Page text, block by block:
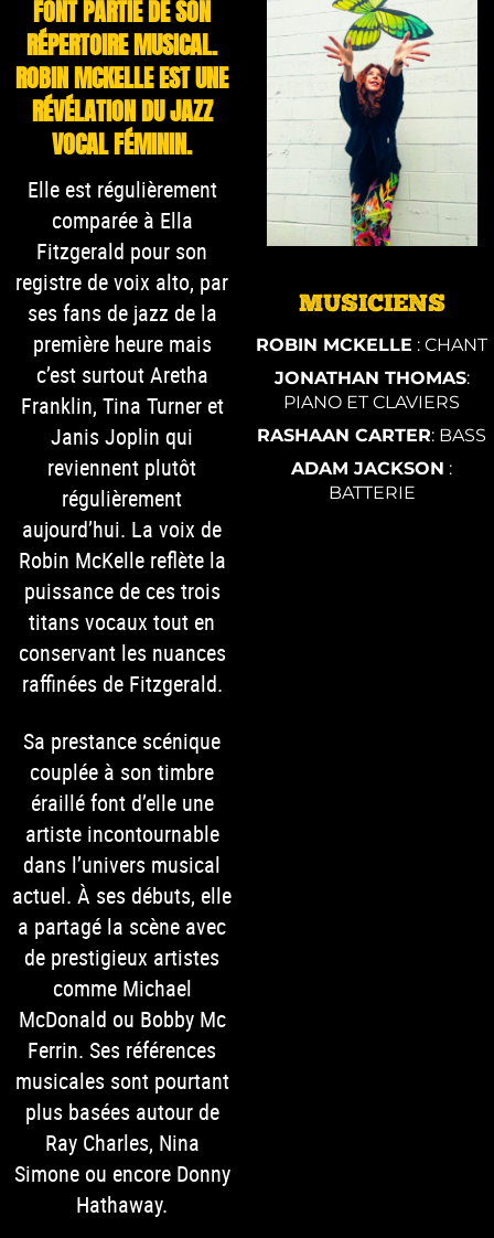
FONT PARTIE DE SON
RÉPERTOIRE MUSICAL.
ROBIN MCKELLE EST UNE
RÉVÉLATION DU JAZZ
VOCAL FÉMININ.
Elle est régulièrement
comparée à Ella
Fitzgerald pour son
registre de voix alto, par
ses fans de jazz de la
première heure mais
c’est surtout Aretha
Franklin, Tina Turner et
Janis Joplin qui
reviennent plutôt
régulièrement
aujourd’hui. La voix de
Robin McKelle reflète la
puissance de ces trois
titans vocaux tout en
conservant les nuances
raffinées de Fitzgerald.
Sa prestance scénique
couplée à son timbre
éraillé font d’elle une
artiste incontournable
dans l’univers musical
actuel. À ses débuts, elle
a partagé la scène avec
de prestigieux artistes
comme Michael
McDonald ou Bobby Mc
Ferrin. Ses références
musicales sont pourtant
plus basées autour de
Ray Charles, Nina
Simone ou encore Donny
Hathaway.
MUSICIENS
ROBIN MCKELLE : CHANT
JONATHAN THOMAS:
PIANO ET CLAVIERS
RASHAAN CARTER: BASS
ADAM JACKSON :
BATTERIE